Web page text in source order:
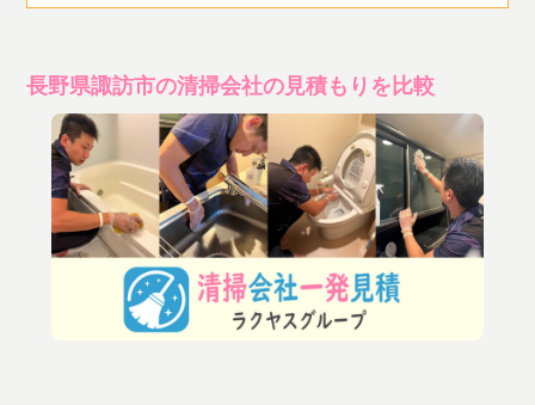
長野県諏訪市の清掃会社の見積もりを比較